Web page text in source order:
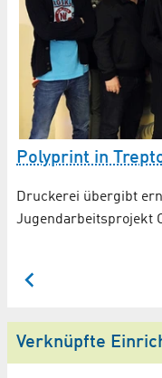
Polyprint in
Druckerei übergibt
Jugendarbeitsprojekt
Verknüpfte